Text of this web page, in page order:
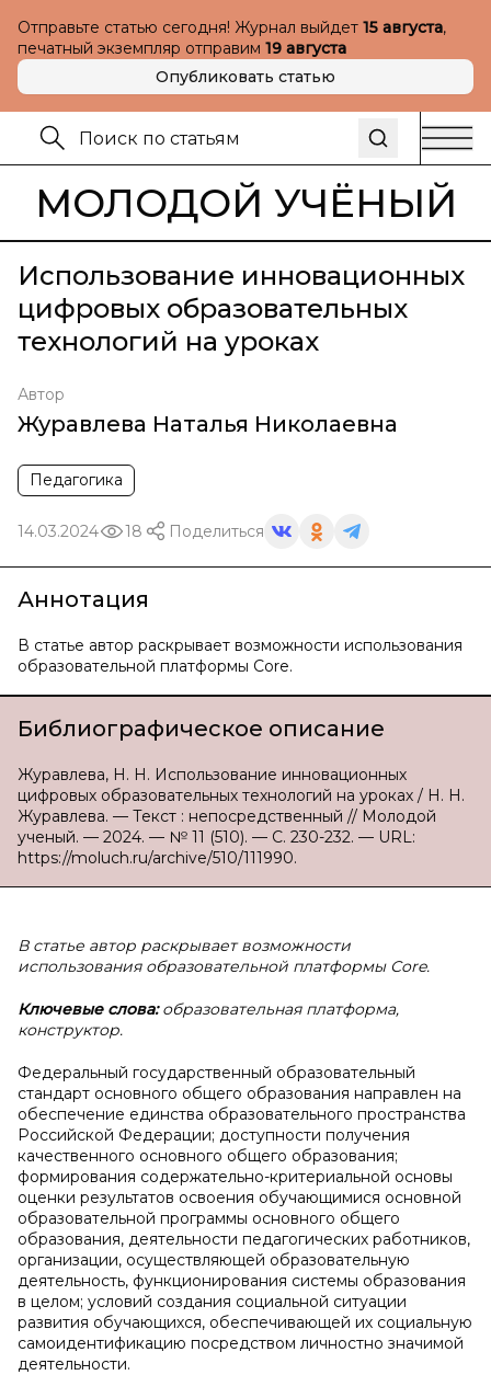
Отправьте статью сегодня! Журнал выйдет 15 августа,
печатный экземпляр отправим 19 августа
Опубликовать статью
МОЛОДОЙ УЧЁНЫЙ
Использование инновационных
цифровых образовательных
технологий на уроках
Автор
Журавлева Наталья Николаевна
Педагогика
14.03.2024 18 Поделиться
Аннотация
В статье автор раскрывает возможности использования
образовательной платформы Сore.
Библиографическое описание
Журавлева, Н. Н. Использование инновационных
цифровых образовательных технологий на уроках / Н. Н.
Журавлева. — Текст : непосредственный // Молодой
ученый. — 2024. — № 11 (510). — С. 230-232. — URL:
https://moluch.ru/archive/510/111990.
В статье автор раскрывает возможности
использования образовательной платформы Сore.
Ключевые слова:образовательная платформа,
конструктор.
Федеральный государственный образовательный
стандарт основного общего образования направлен на
обеспечение единства образовательного пространства
Российской Федерации; доступности получения
качественного основного общего образования;
формирования содержательно-критериальной основы
оценки результатов освоения обучающимися основной
образовательной программы основного общего
образования, деятельности педагогических работников,
организации, осуществляющей образовательную
деятельность, функционирования системы образования
в целом; условий создания социальной ситуации
развития обучающихся, обеспечивающей их социальную
самоидентификацию посредством личностно значимой
деятельности.